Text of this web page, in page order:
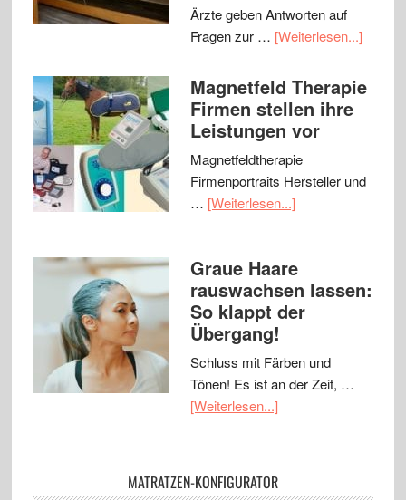
Ärzte geben Antworten auf
Fragen zur … [Weiterlesen...]
Magnetfeld Therapie
Firmen stellen ihre
Leistungen vor
Magnetfeldtherapie
Firmenportraits Hersteller und
… [Weiterlesen...]
Graue Haare
rauswachsen lassen:
So klappt der
Übergang!
Schluss mit Färben und
Tönen! Es ist an der Zeit, …
[Weiterlesen...]
MATRATZEN-KONFIGURATOR